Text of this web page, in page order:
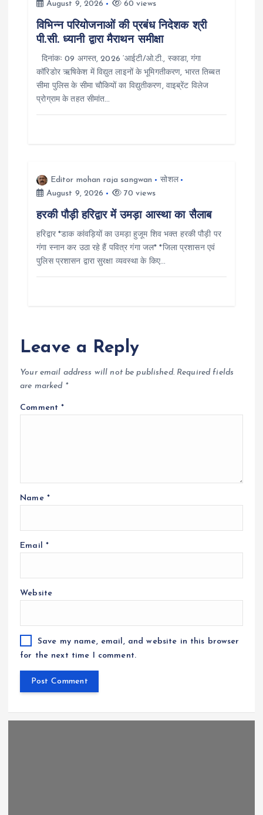
August 9, 2026 60 views
विभिन्न परियोजनाओं की प्रबंध निदेशक श्री
पी.सी. ध्यानी द्वारा मैराथन समीक्षा
दिनांकः 09 अगस्त, 2026 ‘आईटी/ओ.टी., स्काडा, गंगा
कॉरिडोर ऋषिकेश में विद्युत लाइनों के भूमिगतीकरण, भारत तिब्बत
सीमा पुलिस के सीमा चौकियों का विद्युतीकरण, वाइब्रेंट विलेज
प्रोग्राम के तहत सीमांत…
Editor mohan raja sangwan
सोशल
August 9, 2026
70 views
हरकी पौड़ी हरिद्वार में उमड़ा आस्था का सैलाब
हरिद्वार *डाक कांवड़ियों का उमड़ा हुजूम शिव भक्त हरकी पौड़ी पर
गंगा स्नान कर उठा रहे हैं पवित्र गंगा जल* *जिला प्रशासन एवं
पुलिस प्रशासन द्वारा सुरक्षा व्यवस्था के किए…
Leave a Reply
Your email address will not be published. Required fields
are marked *
Comment*
Name *
Email *
Website
Save my name, email, and website in this browser
for the next time I comment.